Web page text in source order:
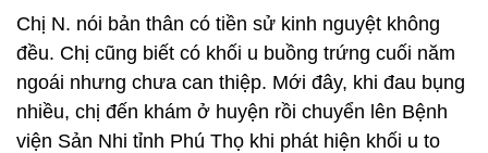
Chị N. nói bản thân có tiền sử kinh nguyệt không
đều. Chị cũng biết có khối u buồng trứng cuối năm
ngoái nhưng chưa can thiệp. Mới đây, khi đau bụng
nhiều, chị đến khám ở huyện rồi chuyển lên Bệnh
viện Sản Nhi tỉnh Phú Thọ khi phát hiện khối u to